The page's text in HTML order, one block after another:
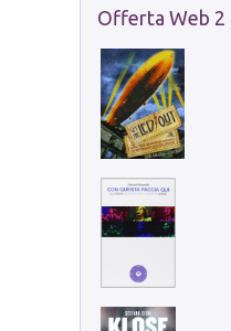
Offerta Web 2